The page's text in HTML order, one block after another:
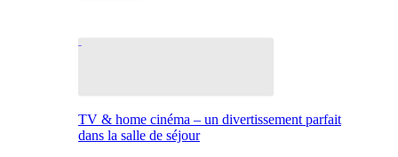
TV & home cinéma – un divertissement parfait
dans la salle de séjour